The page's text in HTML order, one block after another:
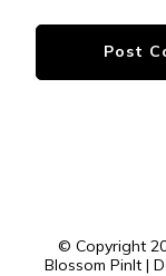
© Copyright
Blossom PinIt |